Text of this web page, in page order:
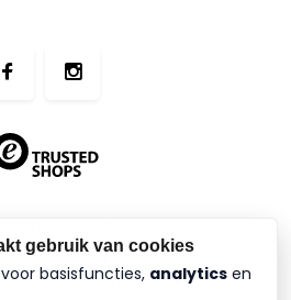
Geetdam 27
9930, Lievegem
gebruik van cookies
basisfuncties, analytics en